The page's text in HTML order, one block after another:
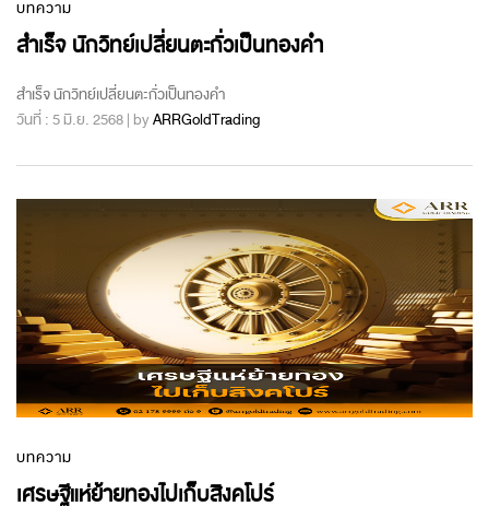
บทความ
สำเร็จ นักวิทย์เปลี่ยนตะกั่วเป็นทองคำ
สำเร็จ นักวิทย์เปลี่ยนตะกั่วเป็นทองคำ
วันที่ : 5 มิ.ย. 2568 | byARRGoldTrading
บทความ
เศรษฐีแห่ย้ายทองไปเก็บสิงคโปร์